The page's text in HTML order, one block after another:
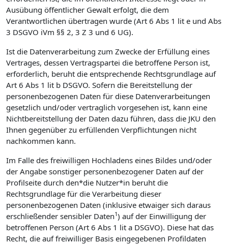
Ausübung öffentlicher Gewalt erfolgt, die dem
Verantwortlichen übertragen wurde (Art 6 Abs 1 lit e und Abs
3 DSGVO iVm §§ 2, 3 Z 3 und 6 UG).
Ist die Datenverarbeitung zum Zwecke der Erfüllung eines
Vertrages, dessen Vertragspartei die betroffene Person ist,
erforderlich, beruht die entsprechende Rechtsgrundlage auf
Art 6 Abs 1 lit b DSGVO. Sofern die Bereitstellung der
personenbezogenen Daten für diese Datenverarbeitungen
gesetzlich und/oder vertraglich vorgesehen ist, kann eine
Nichtbereitstellung der Daten dazu führen, dass die JKU den
Ihnen gegenüber zu erfüllenden Verpflichtungen nicht
nachkommen kann.
Im Falle des freiwilligen Hochladens eines Bildes und/oder
der Angabe sonstiger personenbezogener Daten auf der
Profilseite durch den*die Nutzer*in beruht die
Rechtsgrundlage für die Verarbeitung dieser
personenbezogenen Daten (inklusive etwaiger sich daraus
erschließender sensibler Daten1) auf der Einwilligung der
betroffenen Person (Art 6 Abs 1 lit a DSGVO). Diese hat das
Recht, die auf freiwilliger Basis eingegebenen Profildaten